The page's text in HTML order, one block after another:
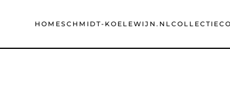
HOMESCHMIDT-KOELEWIJN.NL COLLECTIE